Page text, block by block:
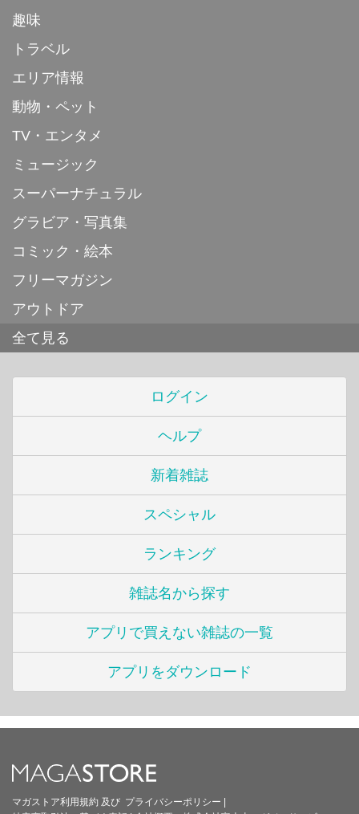
趣味
トラベル
エリア情報
動物・ペット
TV・エンタメ
ミュージック
スーパーナチュラル
グラビア・写真集
コミック・絵本
フリーマガジン
アウトドア
全て見る
ログイン
ヘルプ
新着雑誌
スペシャル
ランキング
雑誌名から探す
アプリで買えない雑誌の一覧
アプリをダウンロード
マガストア利用規約 及び プライバシーポリシー